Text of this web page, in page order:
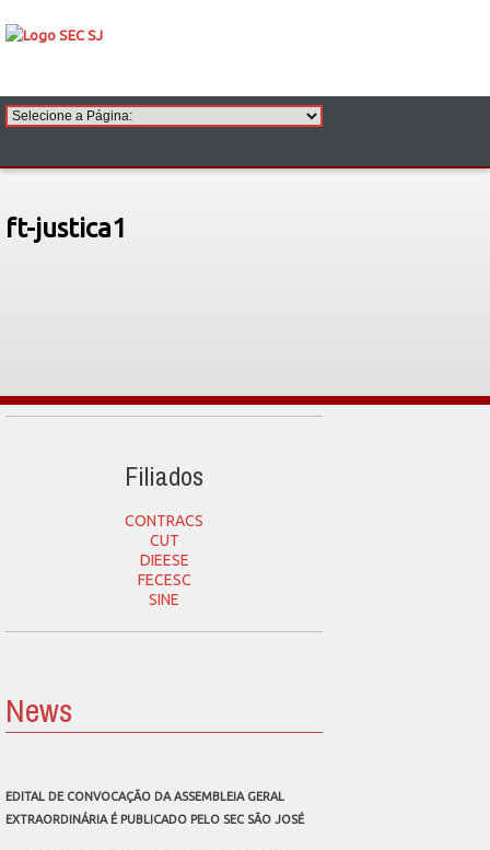
ft-justica1
Filiados
CONTRACS
CUT
DIEESE
FECESC
SINE
News
EDITAL DE CONVOCAÇÃO DA ASSEMBLEIA GERAL
EXTRAORDINÁRIA É PUBLICADO PELO SEC SÃO JOSÉ